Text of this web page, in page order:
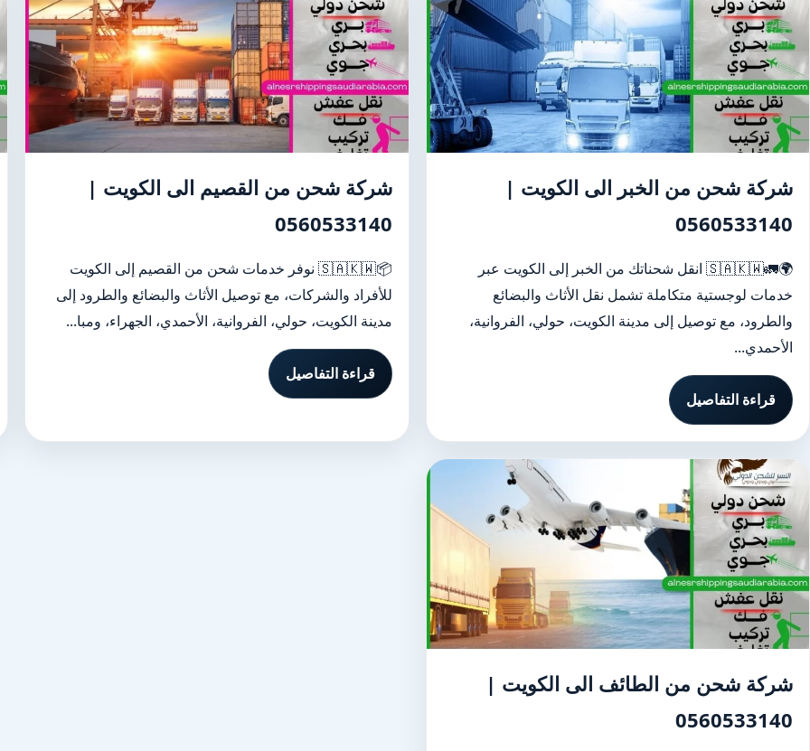
شركة شحن من الخبر الى الكويت |
0560533140
🌍🚛🇸🇦🇰🇼 انقل شحناتك من الخبر إلى الكويت عبر
خدمات لوجستية متكاملة تشمل نقل الأثاث والبضائع
والطرود، مع توصيل إلى مدينة الكويت، حولي، الفروانية،
الأحمدي...
قراءة التفاصيل
شركة شحن من القصيم الى الكويت |
0560533140
📦🇸🇦🇰🇼 نوفر خدمات شحن من القصيم إلى الكويت
للأفراد والشركات، مع توصيل الأثاث والبضائع والطرود إلى
مدينة الكويت، حولي، الفروانية، الأحمدي، الجهراء، ومبا...
قراءة التفاصيل
شركة شحن من الطائف الى الكويت |
0560533140